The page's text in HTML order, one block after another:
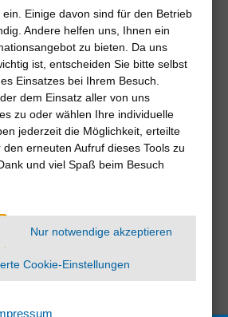
Wir sind
zertifiziert
Verträge kündigen
Einige davon sind für den Betrieb
Andere helfen uns, Ihnen ein
zu bieten. Da uns
ist, entscheiden Sie bitte selbst
Einsatzes bei Ihrem Besuch.
dem Einsatz aller von uns
zu oder wählen Ihre individuelle
jederzeit die Möglichkeit, erteilte
erneuten Aufruf dieses Tools zu
und viel Spaß beim Besuch
Nur notwendige akzeptieren
Cookie-Einstellungen